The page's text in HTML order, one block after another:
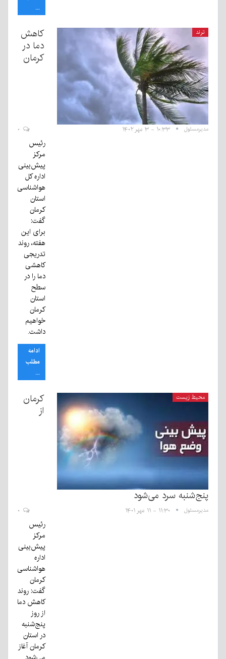
...
ترند
کاهش
دما در
کرمان
مدیرمسئول ۱۰:۳۳ - ۳ مهر ۱۴۰۲
رئیس
مرکز
پیش‌بینی
اداره کل
هواشناسی
استان
کرمان
گفت:
برای این
هفته، روند
تدریجی
کاهشی
دما را در
سطح
استان
کرمان
خواهیم
داشت.
ادامه
مطلب
...
محیط زیست
کرمان
از
پنج‌شنبه سرد می‌شود
مدیرمسئول ۱۱:۳۰ - ۱۱ مهر ۱۴۰۱
رئیس
مرکز
پیش‌بینی
اداره
هواشناسی
کرمان
گفت: روند
کاهش دما
از روز
پنج‌شنبه
در استان
کرمان آغاز